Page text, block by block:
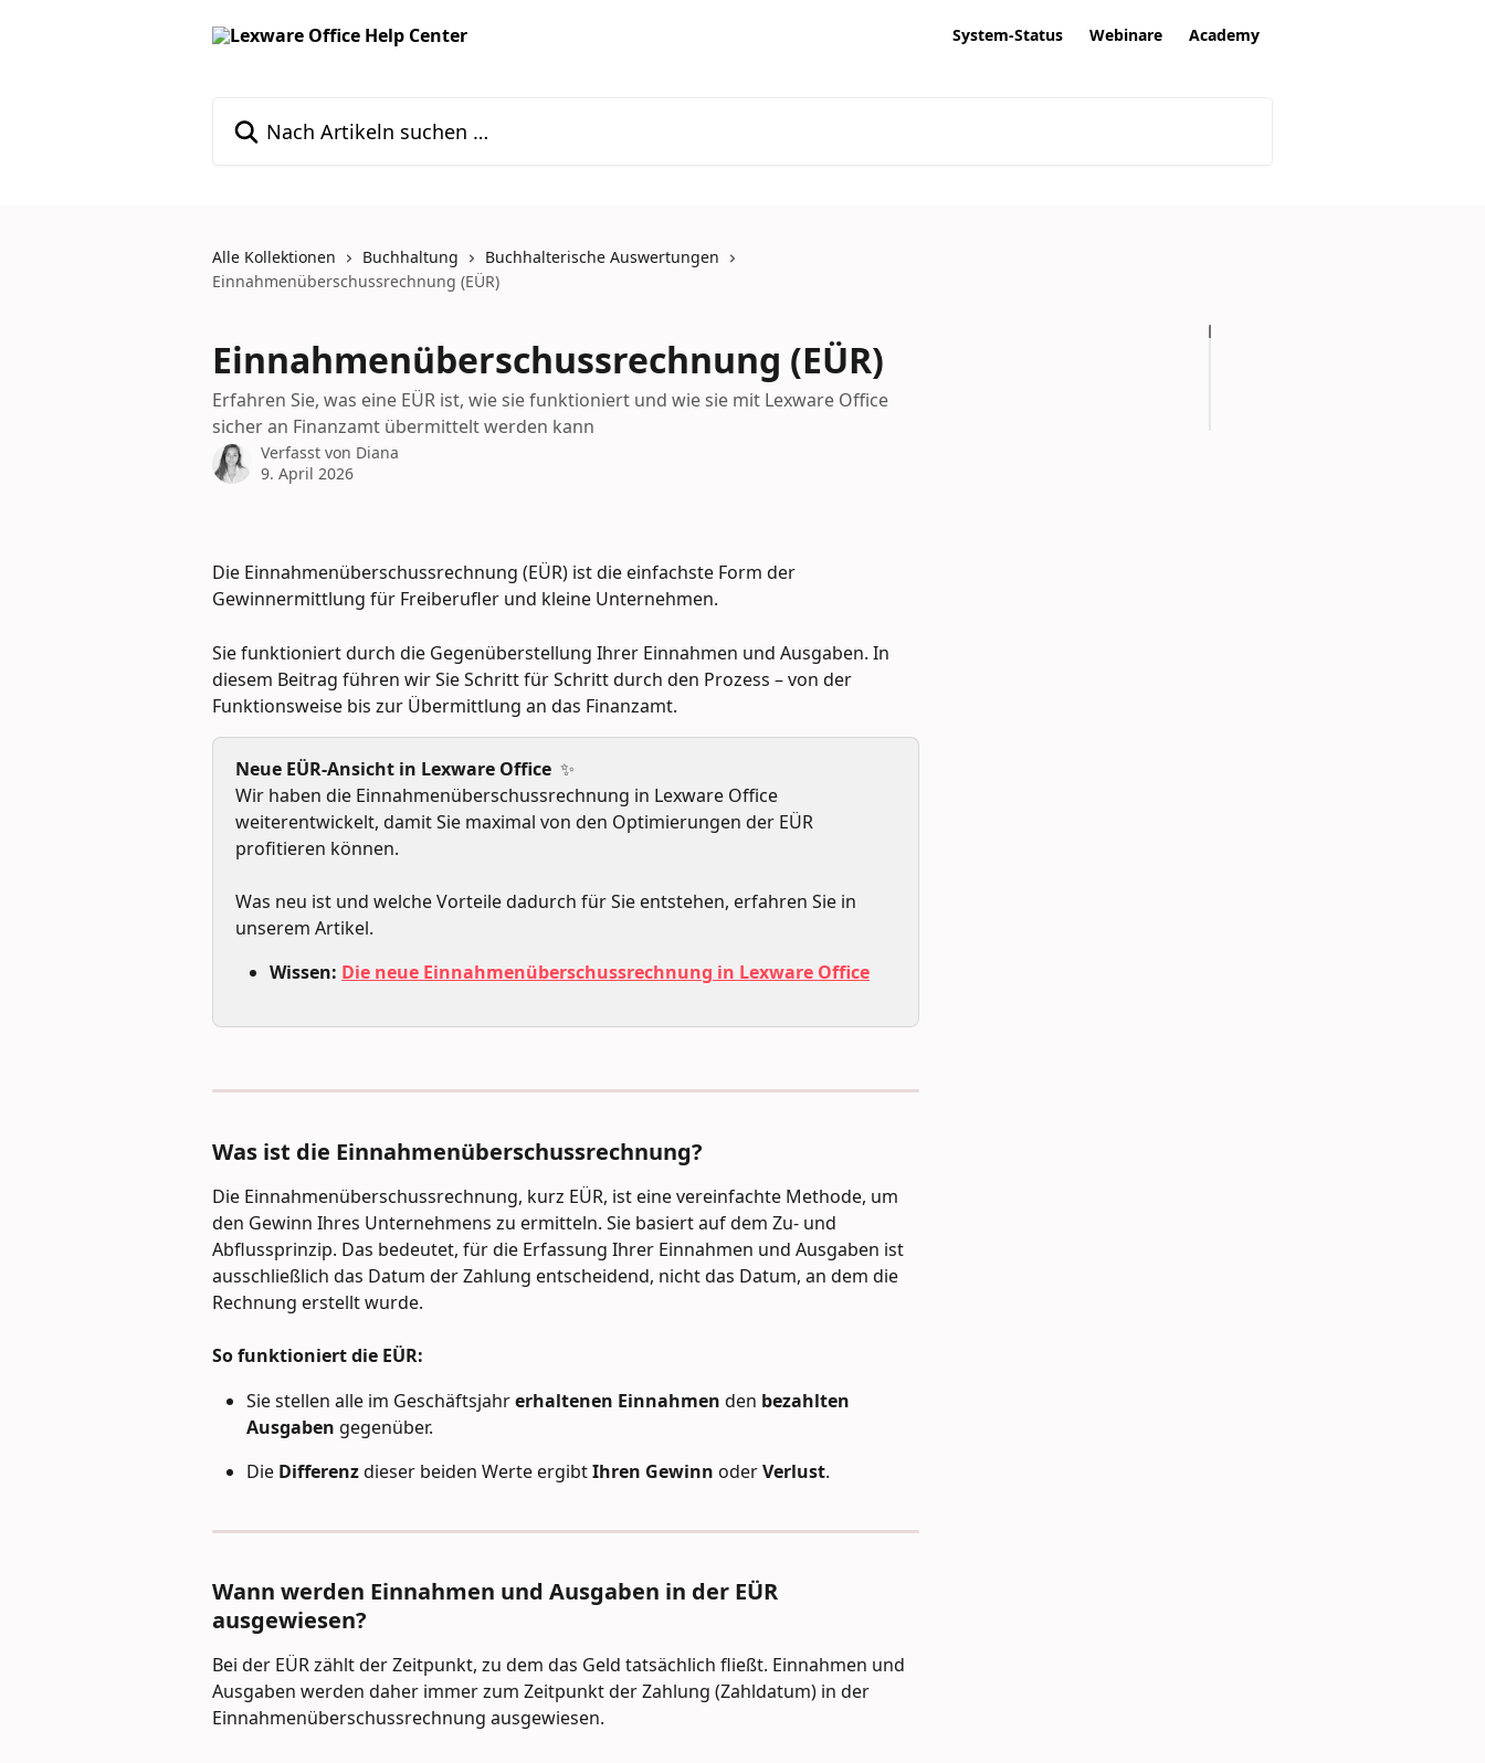
System-Status Webinare Academy
Alle Kollektionen Buchhaltung
Buchhalterische Auswertungen
Einnahmenüberschussrechnung (EÜR)
Einnahmenüberschussrechnung (EÜR)
Erfahren Sie, was eine EÜR ist, wie sie funktioniert und wie sie mit Lexware Office
sicher an Finanzamt übermittelt werden kann
Verfasst von Diana
9. April 2026
Die Einnahmenüberschussrechnung (EÜR) ist die einfachste Form der
Gewinnermittlung für Freiberufler und kleine Unternehmen.
Sie funktioniert durch die Gegenüberstellung Ihrer Einnahmen und Ausgaben. In
diesem Beitrag führen wir Sie Schritt für Schritt durch den Prozess – von der
Funktionsweise bis zur Übermittlung an das Finanzamt.
Neue EÜR-Ansicht in Lexware Office
  ✨
Wir haben die Einnahmenüberschussrechnung in Lexware Office
weiterentwickelt, damit Sie maximal von den Optimierungen der EÜR
profitieren können.
Was neu ist und welche Vorteile dadurch für Sie entstehen, erfahren Sie in
unserem Artikel.
Wissen: Die neue Einnahmenüberschussrechnung in Lexware Office
Was ist die Einnahmenüberschussrechnung?
Die Einnahmenüberschussrechnung, kurz EÜR, ist eine vereinfachte Methode, um
den Gewinn Ihres Unternehmens zu ermitteln. Sie basiert auf dem Zu- und
Abflussprinzip. Das bedeutet, für die Erfassung Ihrer Einnahmen und Ausgaben ist
ausschließlich das Datum der Zahlung entscheidend, nicht das Datum, an dem die
Rechnung erstellt wurde.
So funktioniert die EÜR:
Sie stellen alle im Geschäftsjahr erhaltenen Einnahmen den bezahlten
Ausgaben gegenüber.
Die Differenz dieser beiden Werte ergibt Ihren Gewinn oder Verlust.
Wann werden Einnahmen und Ausgaben in der EÜR
ausgewiesen?
Bei der EÜR zählt der Zeitpunkt, zu dem das Geld tatsächlich fließt. Einnahmen und
Ausgaben werden daher immer zum Zeitpunkt der Zahlung (Zahldatum) in der
Einnahmenüberschussrechnung ausgewiesen.